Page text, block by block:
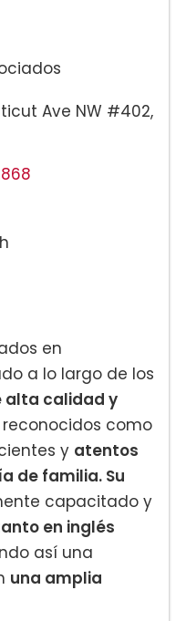
Ave NW #402,
en
a lo largo de los
alta calidad y
reconocidos como
y atentos
de familia. Su
capacitado y
en inglés
así una
una amplia